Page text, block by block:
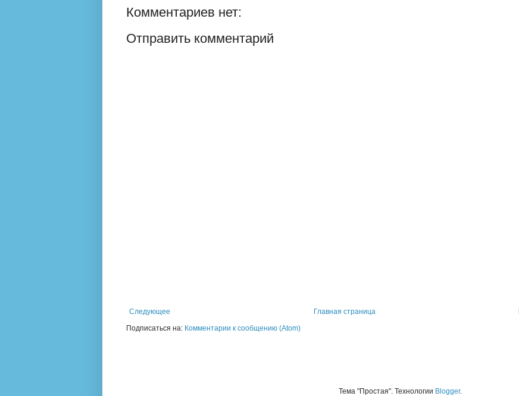
Комментариев нет:
Отправить комментарий
Следующее
Главная страница
Подписаться на: Комментарии к сообщению (Atom)
Тема "Простая". Технологии Blogger.